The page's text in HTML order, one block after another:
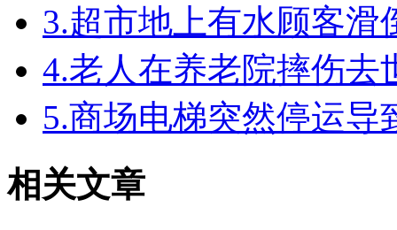
3.超市地上有水顾客
4.老人在养老院摔伤去
5.商场电梯突然停运
相关文章